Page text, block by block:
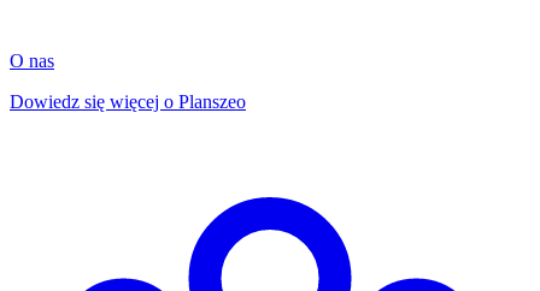
O nas
Dowiedz się więcej o Planszeo